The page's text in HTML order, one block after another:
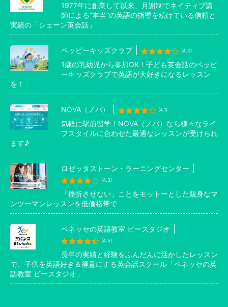
1977年に創業して以来、月謝制でネイティブ講
師による”本当”の英語の指導を続けている信頼と
実績の「シェーン英会話」
ペッピーキッズクラブ (4.2)
1歳の乳幼児から参加OK！子ども英会話のペッピ
ーキッズクラブで英語が大好きになるレッスン
を！
NOVA（ノバ） (4.1)
気軽に駅前留学！NOVA（ノバ）なら様々なライ
フスタイルに合わせた最適なレッスンが受けられ
ます♪
ロゼッタストーン・ラーニングセンター
(4.3)
「挫折させない」ことをモットーとした親身なマ
ンツーマンレッスンを低価格帯で
ベネッセの英語教室 ビースタジオ
(4.5)
長年の実績と経験をふんだんに活かしたレッスン
で、子供を英語好き＆得意にする英会話スクール「ベネッセの英
語教室 ビースタジオ」